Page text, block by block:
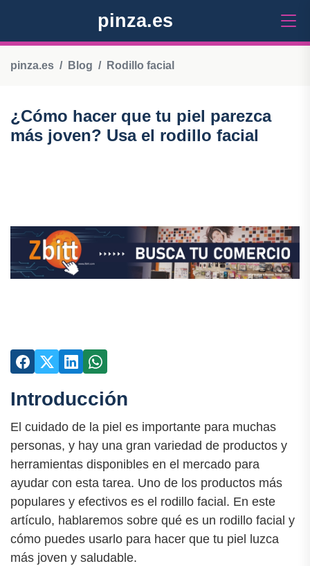
pinza.es
pinza.es Blog Rodillo facial
¿Cómo hacer que tu piel parezca
más joven? Usa el rodillo facial
Introducción
El cuidado de la piel es importante para muchas
personas, y hay una gran variedad de productos y
herramientas disponibles en el mercado para
ayudar con esta tarea. Uno de los productos más
populares y efectivos es el rodillo facial. En este
artículo, hablaremos sobre qué es un rodillo facial y
cómo puedes usarlo para hacer que tu piel luzca
más joven y saludable.